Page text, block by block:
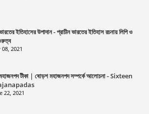
ইতিহাসের উপাদান - প্রাচীন ভারতের ইতিহাস রচনায় লিপি ও
08, 2021
টীকা | ষোড়শ মহাজনপদ সম্পর্কে আলোচনা - Sixteen
22, 2021